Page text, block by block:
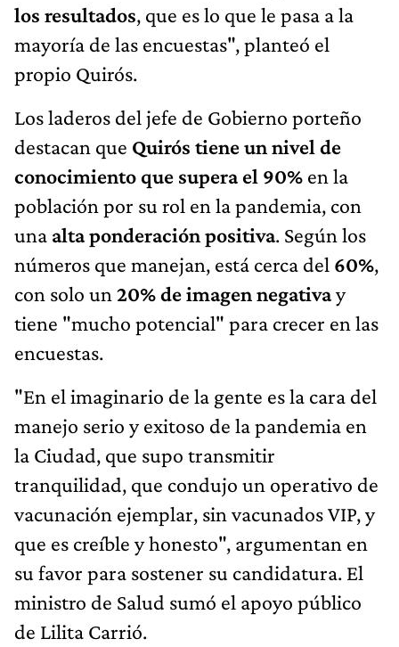
los resultados, que es lo que le pasa a la
mayoría de las encuestas", planteó el
propio Quirós.
Los laderos del jefe de Gobierno porteño
destacan que Quirós tiene un nivel de
conocimiento que supera el 90% en la
población por su rol en la pandemia, con
una alta ponderación positiva. Según los
números que manejan, está cerca del 60%,
con solo un 20%de imagen negativay
tiene "mucho potencial" para crecer en las
encuestas.
"En el imaginario de la gente es la cara del
manejo serio y exitoso de la pandemia en
la Ciudad, que supo transmitir
tranquilidad, que condujo un operativo de
vacunación ejemplar, sin vacunados VIP, y
que es creíble y honesto", argumentan en
su favor para sostener su candidatura. El
ministro de Salud sumó el apoyo público
de Lilita Carrió.